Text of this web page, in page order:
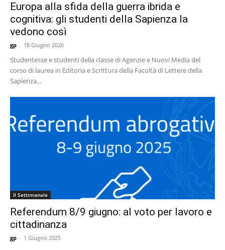
Europa alla sfida della guerra ibrida e
cognitiva: gli studenti della Sapienza la
vedono così
gp - 18 Giugno 2026
Studentesse e studenti della classe di Agenzie e Nuovi Media del
corso di laurea in Editoria e Scrittura della Facoltà di Lettere della
Sapienza...
Il Settimanale
Referendum 8/9 giugno: al voto per lavoro e
cittadinanza
gp - 1 Giugno 2025